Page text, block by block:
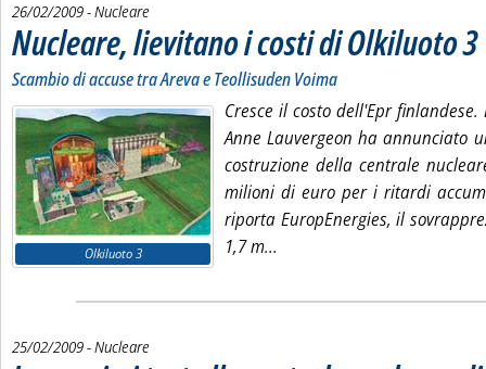
26/02/2009- Nucleare
Nucleare, lievitano i costi di Olkiluoto 3..
Scambio di accuse tra Areva e Teollisuden Voima
Olkiluoto 3
Cresce il costo dell'Epr
Anne Lauvergeon ha annunciato
costruzione della centrale
milioni di euro per i ritardi
riporta EuropEnergies, il
1,7 m...
25/02/2009- Nucleare